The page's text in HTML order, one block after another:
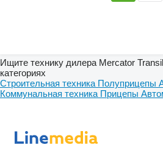
Ищите технику дилера Mercator
категориях
Строительная техника Полуприцепы
Коммунальная техника Прицепы